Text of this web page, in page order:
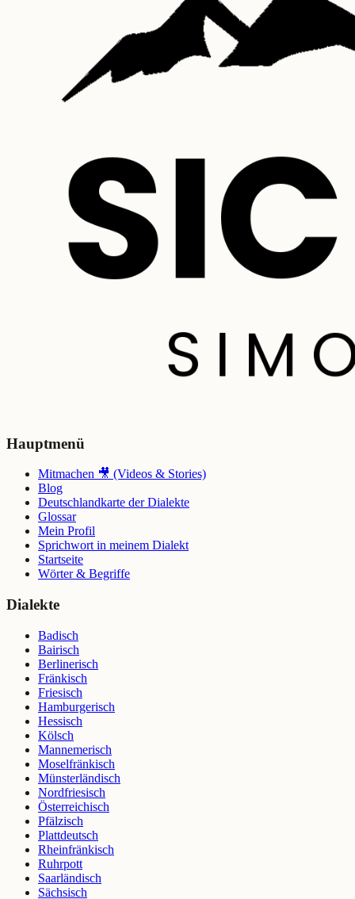
Hauptmenü
Mitmachen 🎥 (Videos & Stories)
Blog
Deutschlandkarte der Dialekte
Glossar
Mein Profil
Sprichwort in meinem Dialekt
Startseite
Wörter & Begriffe
Dialekte
Badisch
Bairisch
Berlinerisch
Fränkisch
Friesisch
Hamburgerisch
Hessisch
Kölsch
Mannemerisch
Moselfränkisch
Münsterländisch
Nordfriesisch
Österreichisch
Pfälzisch
Plattdeutsch
Rheinfränkisch
Ruhrpott
Saarländisch
Sächsisch